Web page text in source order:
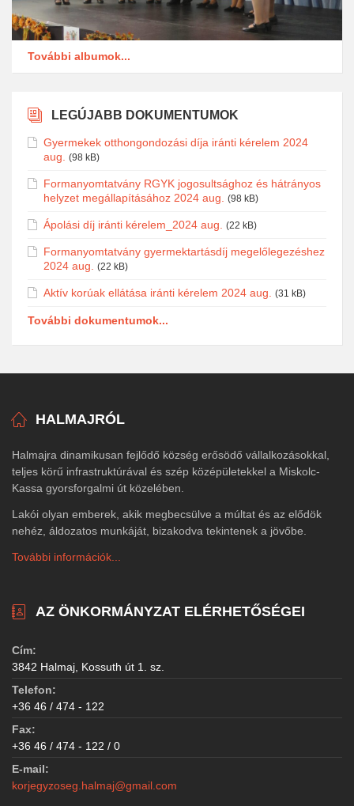
További albumok...
LEGÚJABB DOKUMENTUMOK
Gyermekek otthongondozási díja iránti kérelem 2024
aug.
(98 kB)
Formanyomtatvány RGYK jogosultsághoz és hátrányos
helyzet megállapításához 2024 aug.
(98 kB)
Ápolási díj iránti kérelem_2024 aug. (22 kB)
Formanyomtatvány gyermektartásdíj megelőlegezéshez
2024 aug.
(22 kB)
Aktív korúak ellátása iránti kérelem 2024 aug. (31 kB)
További dokumentumok...
HALMAJRÓL
Halmajra dinamikusan fejlődő község erősödő vállalkozásokkal,
teljes körű infrastruktúrával és szép középületekkel a Miskolc-
Kassa gyorsforgalmi út közelében.
Lakói olyan emberek, akik megbecsülve a múltat és az elődök
nehéz, áldozatos munkáját, bizakodva tekintenek a jövőbe.
További információk...
AZ ÖNKORMÁNYZAT ELÉRHETŐSÉGEI
Cím:
3842 Halmaj, Kossuth út 1. sz.
Telefon:
+36 46 / 474 - 122
Fax:
+36 46 / 474 - 122 / 0
E-mail:
korjegyzoseg.halmaj@gmail.com